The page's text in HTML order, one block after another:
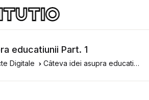
educatiunii Part. 1
Digitale Câteva idei asupra educatiunii Part. 1